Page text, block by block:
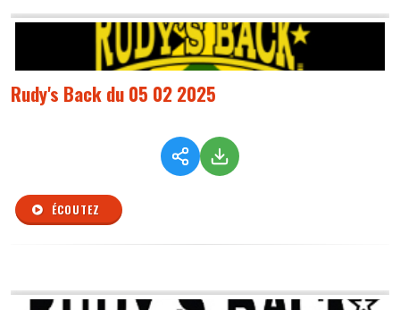
Rudy's Back du 05 02 2025
ÉCOUTEZ